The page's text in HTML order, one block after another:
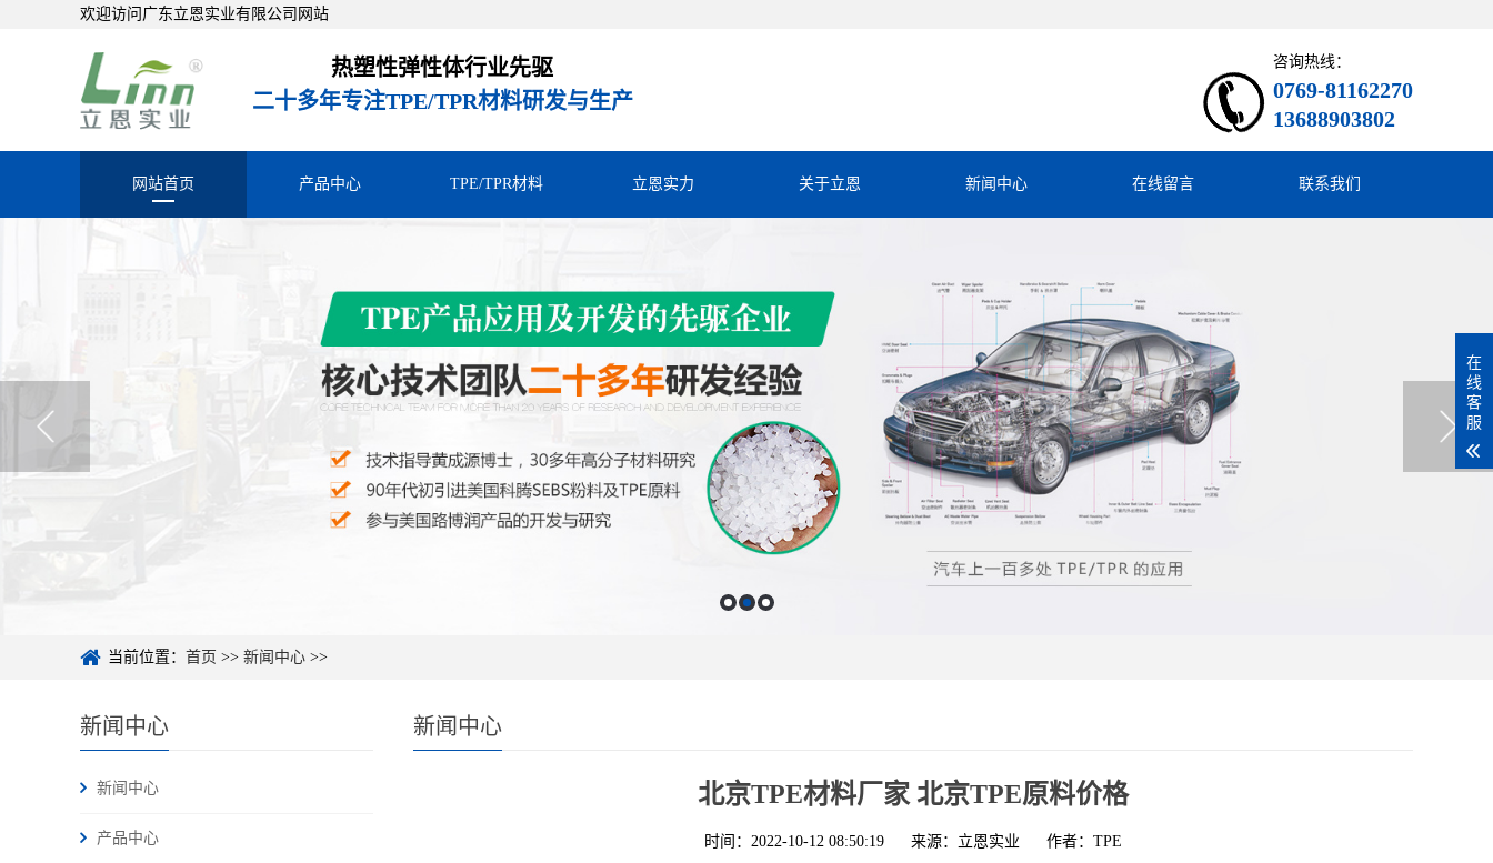
欢迎访问广东立恩实业有限公司网站
热塑性弹性体行业先驱
二十多年专注TPE/TPR材料研发与生产
咨询热线：
0769-81162270
13688903802
网站首页 产品中心 TPE/TPR材料 立恩实力 关于立恩 新闻中心 在线留言 联系我们
当前位置： 首页 >> 新闻中心 >>
新闻中心
新闻中心
产品中心
新闻中心
北京TPE材料厂家 北京TPE原料价格
时间：2022-10-12 08:50:19 来源：立恩实业 作者：TPE
在
线
客
服